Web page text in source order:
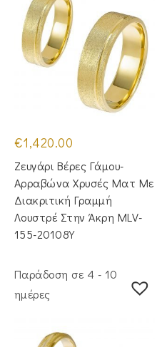
€1,420.00
Ζευγάρι Βέρες Γάμου-
Αρραβώνα Χρυσές Ματ Με
Διακριτική Γραμμή
Λουστρέ Στην Άκρη MLV-
155-20108Y
Παράδοση σε 4 - 10
ημέρες